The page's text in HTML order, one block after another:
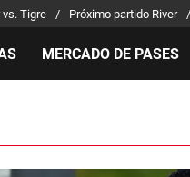
vs. Tigre Próximo partido River
MERCADO DE PASES